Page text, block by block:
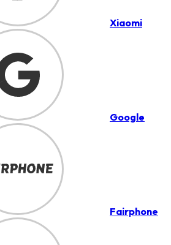
Xiaomi
Google
Fairphone